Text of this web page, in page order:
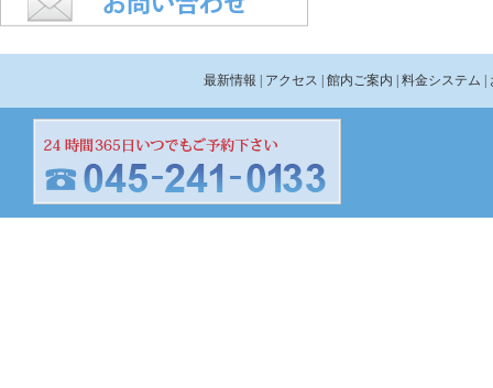
最新情報 | アクセス | 館内ご案内 | 料金システム